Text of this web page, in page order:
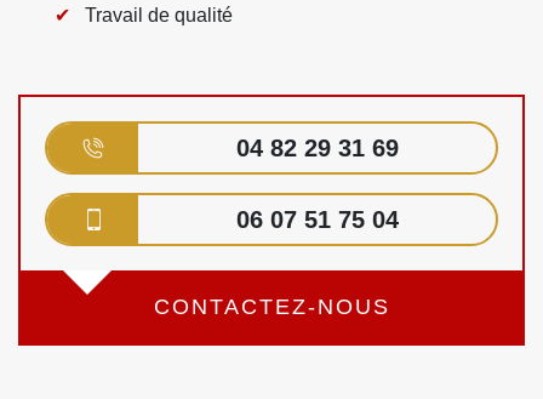
Travail de qualité
04 82 29 31 69
06 07 51 75 04
CONTACTEZ-NOUS